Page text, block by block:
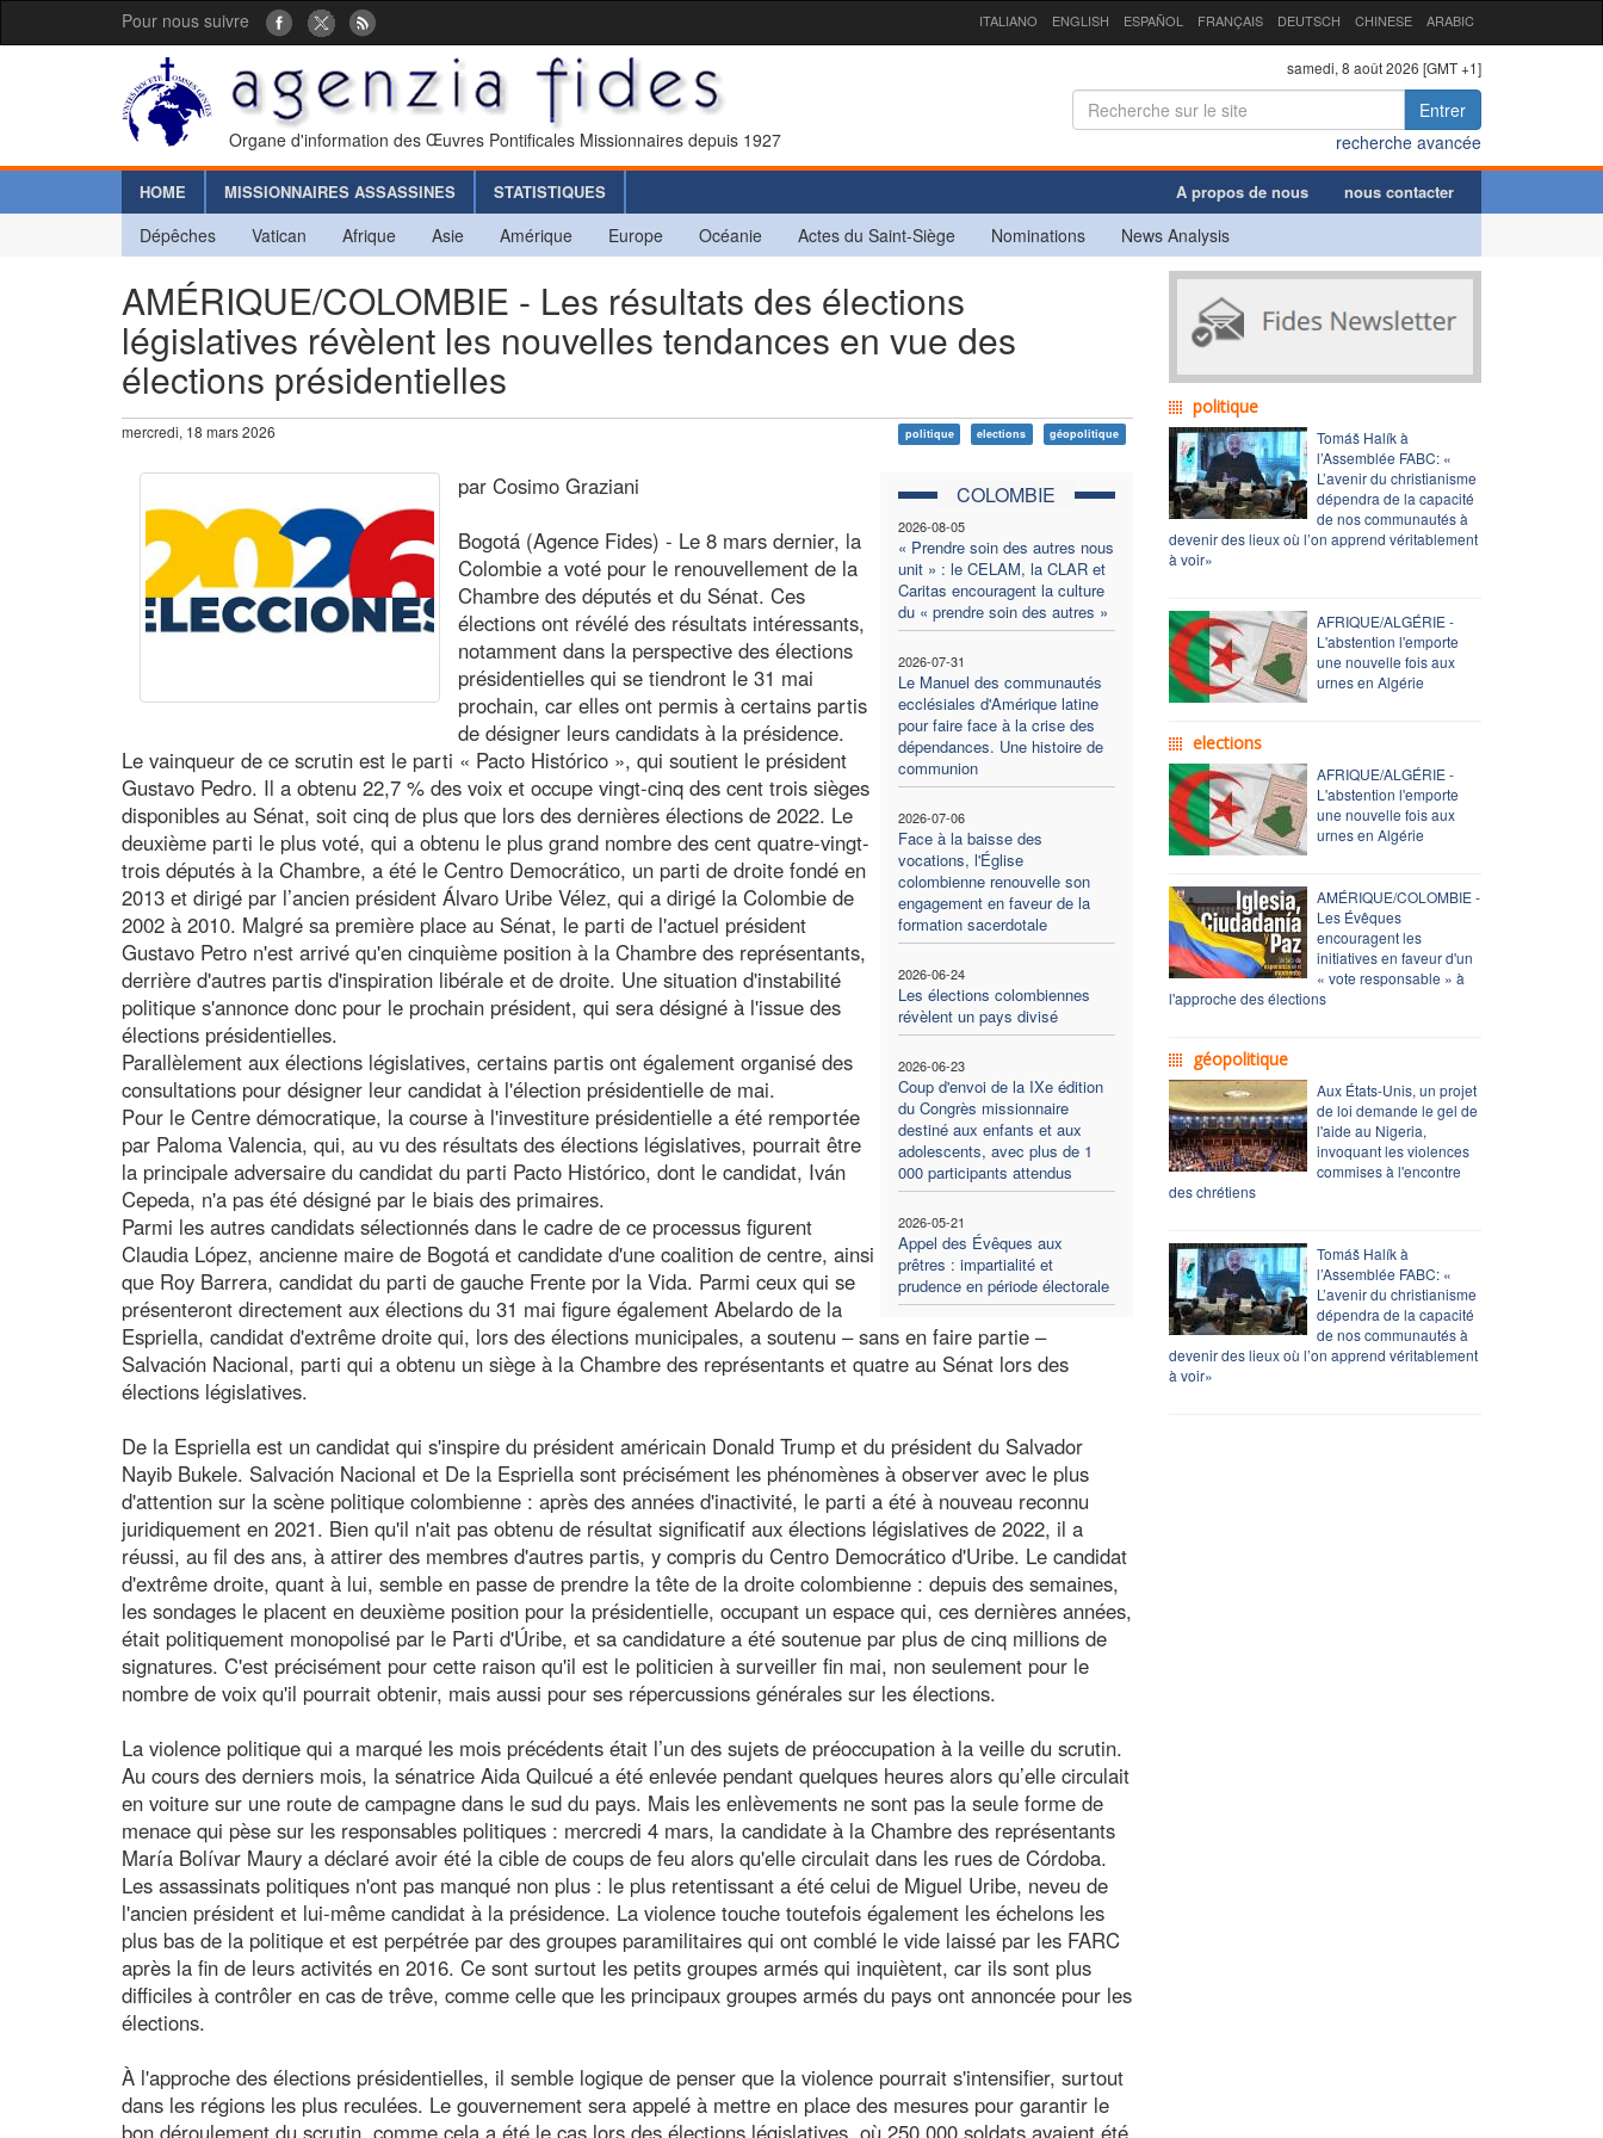
Pour nous suivre ITALIANO ENGLISH ESPAÑOL FRANÇAIS DEUTSCH CHINESE ARABIC
Organe d'information des Œuvres Pontificales Missionnaires depuis 1927
samedi, 8 août 2026 [GMT +1]
Entrer
recherche avancée
HOME MISSIONNAIRES ASSASSINES STATISTIQUES A propos de nous nous contacter
Dépêches Vatican Afrique Asie Amérique Europe Océanie Actes du Saint-Siège Nominations News Analysis
AMÉRIQUE/COLOMBIE - Les résultats des élections
législatives révèlent les nouvelles tendances en vue des
élections présidentielles
mercredi, 18 mars 2026 politique elections géopolitique
COLOMBIE
2026-08-05
« Prendre soin des autres nous
unit » : le CELAM, la CLAR et
Caritas encouragent la culture
du « prendre soin des autres »
2026-07-31
Le Manuel des communautés
ecclésiales d'Amérique latine
pour faire face à la crise des
dépendances. Une histoire de
communion
2026-07-06
Face à la baisse des
vocations, l'Église
colombienne renouvelle son
engagement en faveur de la
formation sacerdotale
2026-06-24
Les élections colombiennes
révèlent un pays divisé
2026-06-23
Coup d'envoi de la IXe édition
du Congrès missionnaire
destiné aux enfants et aux
adolescents, avec plus de 1
000 participants attendus
2026-05-21
Appel des Évêques aux
prêtres : impartialité et
prudence en période électorale
par Cosimo Graziani
Bogotá (Agence Fides) - Le 8 mars dernier, la
Colombie a voté pour le renouvellement de la
Chambre des députés et du Sénat. Ces
élections ont révélé des résultats intéressants,
notamment dans la perspective des élections
présidentielles qui se tiendront le 31 mai
prochain, car elles ont permis à certains partis
de désigner leurs candidats à la présidence.
Le vainqueur de ce scrutin est le parti « Pacto Histórico », qui soutient le président
Gustavo Pedro. Il a obtenu 22,7 % des voix et occupe vingt-cinq des cent trois sièges
disponibles au Sénat, soit cinq de plus que lors des dernières élections de 2022. Le
deuxième parti le plus voté, qui a obtenu le plus grand nombre des cent quatre-vingt-
trois députés à la Chambre, a été le Centro Democrático, un parti de droite fondé en
2013 et dirigé par l’ancien président Álvaro Uribe Vélez, qui a dirigé la Colombie de
2002 à 2010. Malgré sa première place au Sénat, le parti de l'actuel président
Gustavo Petro n'est arrivé qu'en cinquième position à la Chambre des représentants,
derrière d'autres partis d'inspiration libérale et de droite. Une situation d'instabilité
politique s'annonce donc pour le prochain président, qui sera désigné à l'issue des
élections présidentielles.
Parallèlement aux élections législatives, certains partis ont également organisé des
consultations pour désigner leur candidat à l'élection présidentielle de mai.
Pour le Centre démocratique, la course à l'investiture présidentielle a été remportée
par Paloma Valencia, qui, au vu des résultats des élections législatives, pourrait être
la principale adversaire du candidat du parti Pacto Histórico, dont le candidat, Iván
Cepeda, n'a pas été désigné par le biais des primaires.
Parmi les autres candidats sélectionnés dans le cadre de ce processus figurent
Claudia López, ancienne maire de Bogotá et candidate d'une coalition de centre, ainsi
que Roy Barrera, candidat du parti de gauche Frente por la Vida. Parmi ceux qui se
présenteront directement aux élections du 31 mai figure également Abelardo de la
Espriella, candidat d'extrême droite qui, lors des élections municipales, a soutenu – sans en faire partie –
Salvación Nacional, parti qui a obtenu un siège à la Chambre des représentants et quatre au Sénat lors des
élections législatives.
De la Espriella est un candidat qui s'inspire du président américain Donald Trump et du président du Salvador
Nayib Bukele. Salvación Nacional et De la Espriella sont précisément les phénomènes à observer avec le plus
d'attention sur la scène politique colombienne : après des années d'inactivité, le parti a été à nouveau reconnu
juridiquement en 2021. Bien qu'il n'ait pas obtenu de résultat significatif aux élections législatives de 2022, il a
réussi, au fil des ans, à attirer des membres d'autres partis, y compris du Centro Democrático d'Uribe. Le candidat
d'extrême droite, quant à lui, semble en passe de prendre la tête de la droite colombienne : depuis des semaines,
les sondages le placent en deuxième position pour la présidentielle, occupant un espace qui, ces dernières années,
était politiquement monopolisé par le Parti d'Úribe, et sa candidature a été soutenue par plus de cinq millions de
signatures. C'est précisément pour cette raison qu'il est le politicien à surveiller fin mai, non seulement pour le
nombre de voix qu'il pourrait obtenir, mais aussi pour ses répercussions générales sur les élections.
La violence politique qui a marqué les mois précédents était l’un des sujets de préoccupation à la veille du scrutin.
Au cours des derniers mois, la sénatrice Aida Quilcué a été enlevée pendant quelques heures alors qu’elle circulait
en voiture sur une route de campagne dans le sud du pays. Mais les enlèvements ne sont pas la seule forme de
menace qui pèse sur les responsables politiques : mercredi 4 mars, la candidate à la Chambre des représentants
María Bolívar Maury a déclaré avoir été la cible de coups de feu alors qu'elle circulait dans les rues de Córdoba.
Les assassinats politiques n'ont pas manqué non plus : le plus retentissant a été celui de Miguel Uribe, neveu de
l'ancien président et lui-même candidat à la présidence. La violence touche toutefois également les échelons les
plus bas de la politique et est perpétrée par des groupes paramilitaires qui ont comblé le vide laissé par les FARC
après la fin de leurs activités en 2016. Ce sont surtout les petits groupes armés qui inquiètent, car ils sont plus
difficiles à contrôler en cas de trêve, comme celle que les principaux groupes armés du pays ont annoncée pour les
élections.
À l'approche des élections présidentielles, il semble logique de penser que la violence pourrait s'intensifier, surtout
dans les régions les plus reculées. Le gouvernement sera appelé à mettre en place des mesures pour garantir le
bon déroulement du scrutin, comme cela a été le cas lors des élections législatives, où 250 000 soldats avaient été
politique
Tomáš Halík à
l’Assemblée FABC: «
L’avenir du christianisme
dépendra de la capacité
de nos communautés à
devenir des lieux où l’on apprend véritablement
à voir»
AFRIQUE/ALGÉRIE -
L'abstention l'emporte
une nouvelle fois aux
urnes en Algérie
elections
AFRIQUE/ALGÉRIE -
L'abstention l'emporte
une nouvelle fois aux
urnes en Algérie
AMÉRIQUE/COLOMBIE -
Les Évêques
encouragent les
initiatives en faveur d'un
« vote responsable » à
l'approche des élections
géopolitique
Aux États-Unis, un projet
de loi demande le gel de
l'aide au Nigeria,
invoquant les violences
commises à l'encontre
des chrétiens
Tomáš Halík à
l’Assemblée FABC: «
L’avenir du christianisme
dépendra de la capacité
de nos communautés à
devenir des lieux où l’on apprend véritablement
à voir»